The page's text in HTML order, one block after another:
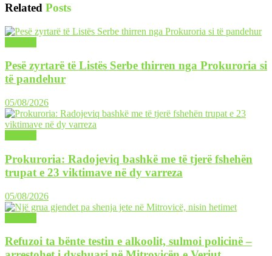
Related Posts
Pesë zyrtarë të Listës Serbe thirren nga Prokuroria si
të pandehur
05/08/2026
Prokuroria: Radojeviq bashkë me të tjerë fshehën
trupat e 23 viktimave në dy varreza
05/08/2026
Refuzoi ta bënte testin e alkoolit, sulmoi policinë –